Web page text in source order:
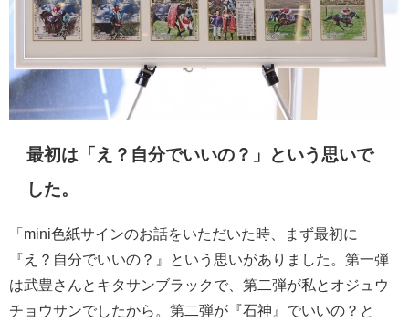
最初は「え？自分でいいの？」という思いで
した。
「mini色紙サインのお話をいただいた時、まず最初に
『え？自分でいいの？』という思いがありました。第一弾
は武豊さんとキタサンブラックで、第二弾が私とオジュウ
チョウサンでしたから。第二弾が『石神』でいいの？と